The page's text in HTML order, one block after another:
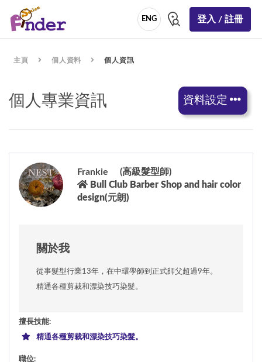
ENG 登入 / 註冊
主頁 個人資料 個人資訊
個人專業資訊 資料設定
Frankie (高級髮型師)
Bull Club Barber Shop and hair color
design(元朗)
關於我
從事髮型行業13年，在中環學師到正式師父超過9年。
精通各種剪裁和漂染技巧染髮。
擅長技能:
精通各種剪裁和漂染技巧染髮。
職位: